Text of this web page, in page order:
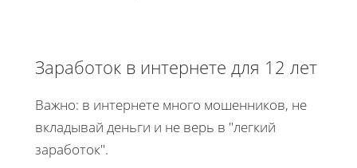
Заработок в интернете для 12 лет
Важно: в интернете много мошенников, не
вкладывай деньги и не верь в "легкий
заработок".